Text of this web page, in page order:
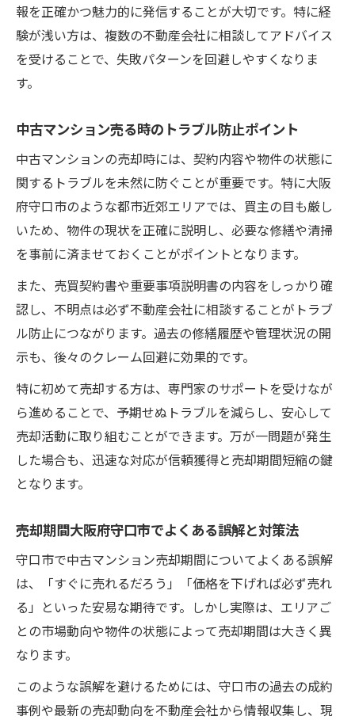
報を正確かつ魅力的に発信することが大切です。特に経
験が浅い方は、複数の不動産会社に相談してアドバイス
を受けることで、失敗パターンを回避しやすくなりま
す。
中古マンション売る時のトラブル防止ポイント
中古マンションの売却時には、契約内容や物件の状態に
関するトラブルを未然に防ぐことが重要です。特に大阪
府守口市のような都市近郊エリアでは、買主の目も厳し
いため、物件の現状を正確に説明し、必要な修繕や清掃
を事前に済ませておくことがポイントとなります。
また、売買契約書や重要事項説明書の内容をしっかり確
認し、不明点は必ず不動産会社に相談することがトラブ
ル防止につながります。過去の修繕履歴や管理状況の開
示も、後々のクレーム回避に効果的です。
特に初めて売却する方は、専門家のサポートを受けなが
ら進めることで、予期せぬトラブルを減らし、安心して
売却活動に取り組むことができます。万が一問題が発生
した場合も、迅速な対応が信頼獲得と売却期間短縮の鍵
となります。
売却期間大阪府守口市でよくある誤解と対策法
守口市で中古マンション売却期間についてよくある誤解
は、「すぐに売れるだろう」「価格を下げれば必ず売れ
る」といった安易な期待です。しかし実際は、エリアご
との市場動向や物件の状態によって売却期間は大きく異
なります。
このような誤解を避けるためには、守口市の過去の成約
事例や最新の売却動向を不動産会社から情報収集し、現